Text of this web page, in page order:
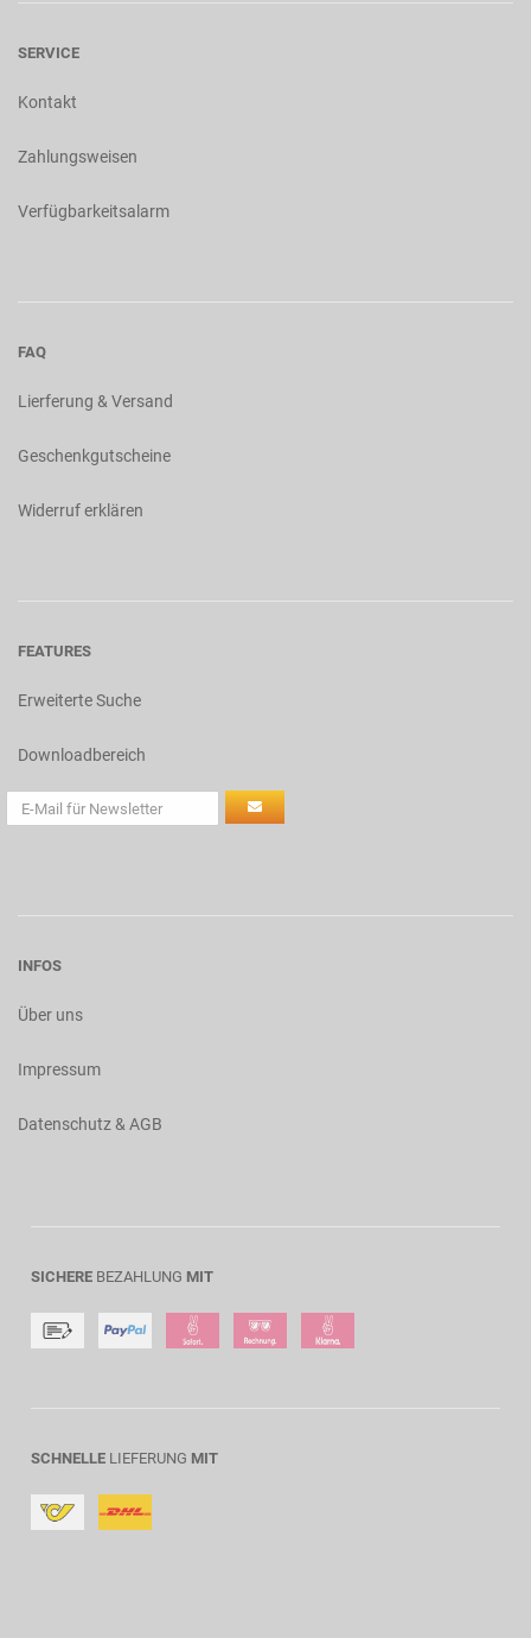
SERVICE
Kontakt
Zahlungsweisen
Verfügbarkeitsalarm
FAQ
Lierferung & Versand
Geschenkgutscheine
Widerruf erklären
FEATURES
Erweiterte Suche
Downloadbereich
INFOS
Über uns
Impressum
Datenschutz & AGB
SICHERE BEZAHLUNG MIT
SCHNELLE LIEFERUNG MIT